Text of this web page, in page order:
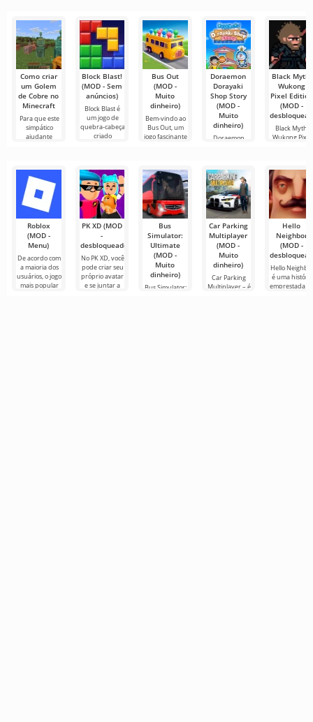
para edição de
vídeo,
garantindo um
programas de
TV em
até
outros
usuários ou
encontrar
Como criar
um Golem
de Cobre no
Minecraft
Para que este
simpático
ajudante
Block Blast!
(MOD - Sem
anúncios)
Block Blast é
um jogo de
quebra-cabeça
criado
Bus Out
(MOD -
Muito
dinheiro)
Bem-vindo ao
Bus Out, um
jogo fascinante
Doraemon
Dorayaki
Shop Story
(MOD -
Muito
dinheiro)
Doraemon
Black Myth:
Wukong
Pixel Edition
(MOD -
Black Myth:
Wukong Pixel
Roblox
(MOD -
Menu)
De acordo com
a maioria dos
usuários, o jogo
mais popular
PK XD (MOD
-
desbloqueado)
No PK XD, você
pode criar seu
próprio avatar
e se juntar a
Bus
Simulator:
Ultimate
(MOD -
Muito
dinheiro)
Bus Simulator:
Car Parking
Multiplayer
(MOD -
Muito
dinheiro)
Car Parking
Multiplayer – é
Hello
Neighbor
(MOD -
Hello
é uma história
emprestada